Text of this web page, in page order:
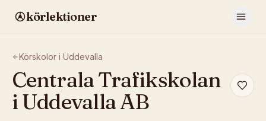
körlektioner
Körskolor i Uddevalla
Centrala Trafikskolan
i Uddevalla AB